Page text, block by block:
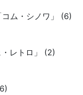
コム・シノワ」 (6)
レトロ」 (2)